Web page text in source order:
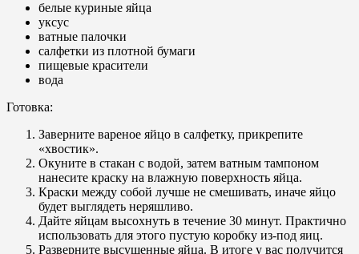
белые куриные яйца
уксус
ватные палочки
салфетки из плотной бумаги
пищевые красители
вода
Готовка:
Заверните вареное яйцо в салфетку, прикрепите
«хвостик».
Окуните в стакан с водой, затем ватным тампоном
нанесите краску на влажную поверхность яйца.
Краски между собой лучше не смешивать, иначе яйцо
будет выглядеть неряшливо.
Дайте яйцам высохнуть в течение 30 минут. Практично
использовать для этого пустую коробку из-под яиц.
Разверните высушенные яйца. В итоге у вас получится